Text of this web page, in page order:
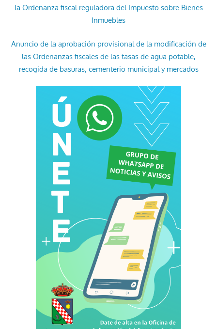
la Ordenanza fiscal reguladora del Impuesto sobre Bienes
Inmuebles
Anuncio de la aprobación provisional de la modificación de
las Ordenanzas fiscales de las tasas de agua potable,
recogida de basuras, cementerio municipal y mercados